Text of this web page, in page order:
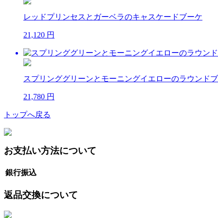
レッドプリンセスとガーベラのキャスケードブーケ
21,120 円
スプリンググリーンとモーニングイエローのラウンド
21,780 円
トップへ戻る
お支払い方法について
銀行振込
返品交換について